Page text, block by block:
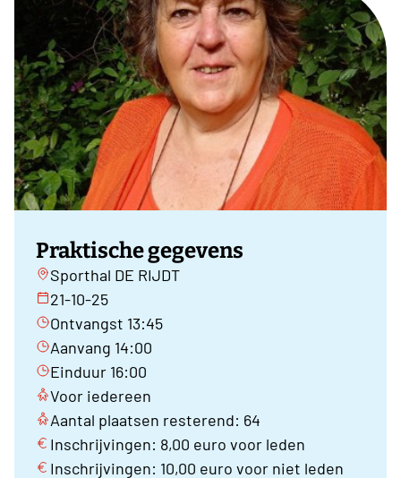
Praktische gegevens
Sporthal DE RIJDT
21-10-25
Ontvangst 13:45
Aanvang 14:00
Einduur 16:00
Voor iedereen
Aantal plaatsen resterend: 64
Inschrijvingen: 8,00 euro voor leden
Inschrijvingen: 10,00 euro voor niet leden